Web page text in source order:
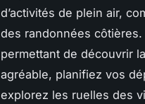
d’activités de plein air,
des randonnées
permettant de découvrir
agréable, planifiez vos
explorez les ruelles des